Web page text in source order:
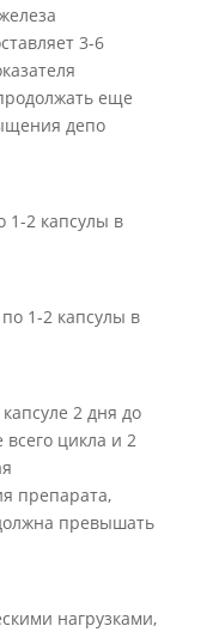
3-6
еще
депо
1-2 капсулы в
1-2 капсулы в
2 дня до
цикла и 2
препарата,
превышать
нагрузками,